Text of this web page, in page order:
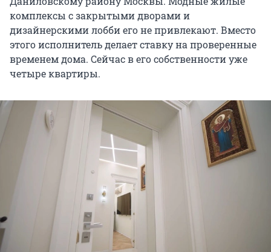
комплексы с закрытыми дворами и
дизайнерскими лобби его не привлекают. Вместо
этого исполнитель делает ставку на проверенные
временем дома. Сейчас в его собственности уже
четыре квартиры.